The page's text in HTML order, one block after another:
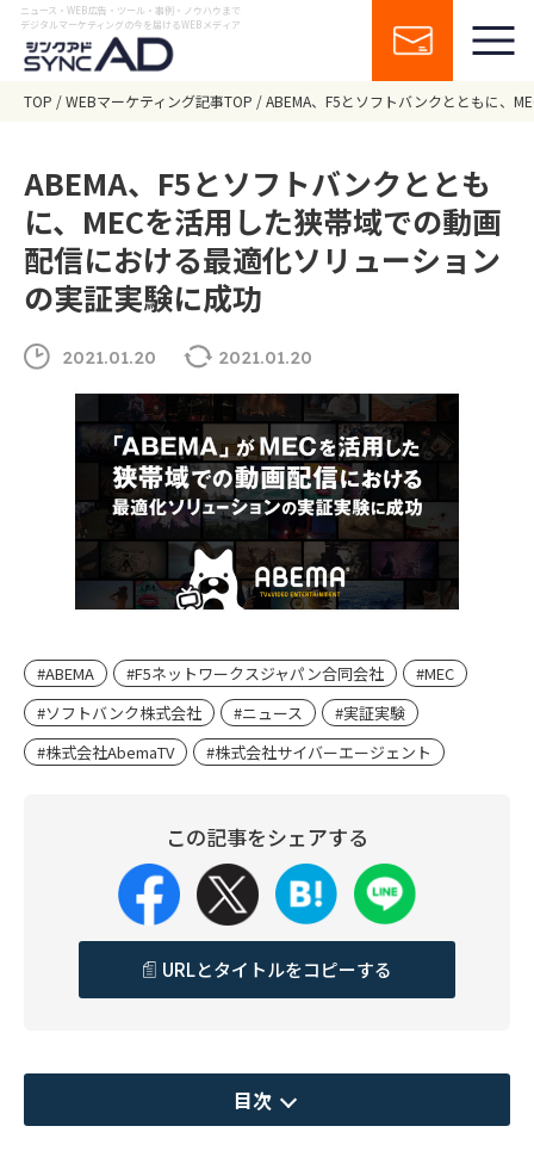
ニュース・WEB広告・ツール・事例・ノウハウまで
デジタルマーケティングの今を届けるWEBメディア
TOP WEBマーケティング記事TOP ABEMA、F5とソフトバンクとともに、
ABEMA、F5とソフトバンクととも
に、MECを活用した狭帯域での動画
配信における最適化ソリューション
の実証実験に成功
2021.01.20 2021.01.20
#ABEMA #F5ネットワークスジャパン合同会社
#MEC
#ソフトバンク株式会社
#ニュース
#実証実験
#株式会社AbemaTV
#株式会社サイバーエージェント
この記事をシェアする
URLとタイトルをコピーする
目次